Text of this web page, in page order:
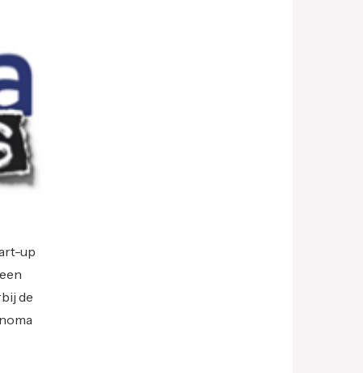
up
de